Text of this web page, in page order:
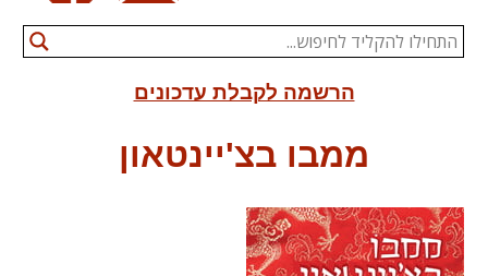
הרשמה לקבלת עדכונים
ממבו בצ'יינטאון